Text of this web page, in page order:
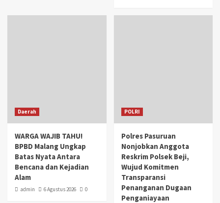
Daerah
WARGA WAJIB TAHU!
BPBD Malang Ungkap
Batas Nyata Antara
Bencana dan Kejadian
Alam
admin 6 Agustus 2026 0
POLRI
Polres Pasuruan
Nonjobkan Anggota
Reskrim Polsek Beji,
Wujud Komitmen
Transparansi
Penanganan Dugaan
Penganiayaan